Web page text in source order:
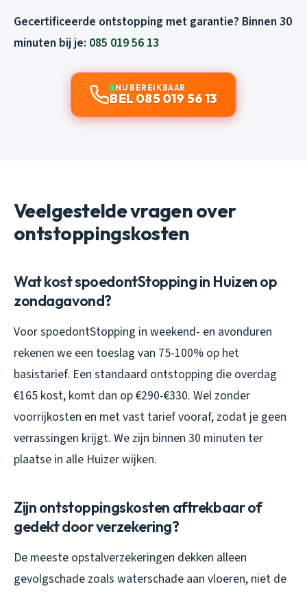
Gecertificeerde ontstopping met garantie? Binnen 30
minuten bij je: 085 019 56 13
NU BEREIKBAAR
BEL 085 019 56 13
Veelgestelde vragen over
ontstoppingskosten
Wat kost spoedontStopping in Huizen op
zondagavond?
Voor spoedontStopping in weekend- en avonduren
rekenen we een toeslag van 75-100% op het
basistarief. Een standaard ontstopping die overdag
€165 kost, komt dan op €290-€330. Wel zonder
voorrijkosten en met vast tarief vooraf, zodat je geen
verrassingen krijgt. We zijn binnen 30 minuten ter
plaatse in alle Huizer wijken.
Zijn ontstoppingskosten aftrekbaar of
gedekt door verzekering?
De meeste opstalverzekeringen dekken alleen
gevolgschade zoals waterschade aan vloeren, niet de